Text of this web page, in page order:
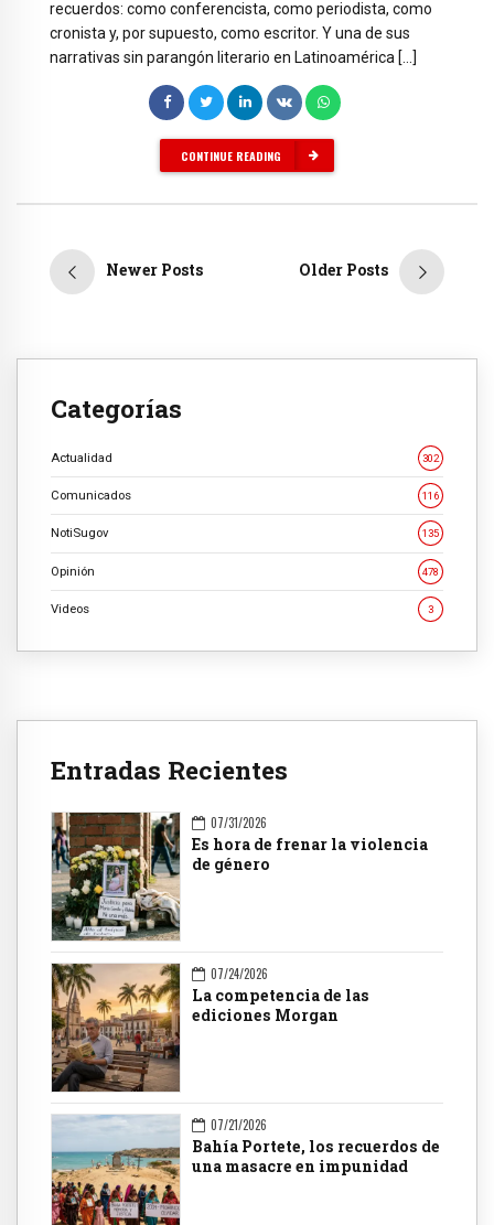
recuerdos: como conferencista, como periodista, como
cronista y, por supuesto, como escritor. Y una de sus
narrativas sin parangón literario en Latinoamérica […]
CONTINUE READING
Newer Posts Older Posts
Categorías
Actualidad 302
Comunicados 116
NotiSugov 135
Opinión 478
Videos 3
Entradas Recientes
07/31/2026
Es hora de frenar la violencia
de género
07/24/2026
La competencia de las
ediciones Morgan
07/21/2026
Bahía Portete, los recuerdos de
una masacre en impunidad